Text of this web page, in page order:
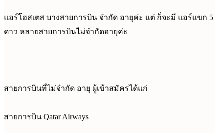
แอร์โฮสเตส บางสายการบิน จำกัด อายุค่ะ แต่ ก็จะมี แอร์แขก 5
ดาว หลายสายการบินไม่จำกัดอายุค่ะ
สายการบินที่ไม่จำกัด อายุ ผู้เข้าสมัครได้แก่
สายการบิน Qatar Airways